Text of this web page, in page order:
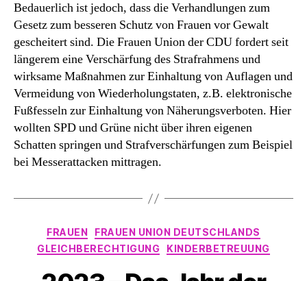
Bedauerlich ist jedoch, dass die Verhandlungen zum
Gesetz zum besseren Schutz von Frauen vor Gewalt
gescheitert sind. Die Frauen Union der CDU fordert seit
längerem eine Verschärfung des Strafrahmens und
wirksame Maßnahmen zur Einhaltung von Auflagen und
Vermeidung von Wiederholungstaten, z.B. elektronische
Fußfesseln zur Einhaltung von Näherungsverboten. Hier
wollten SPD und Grüne nicht über ihren eigenen
Schatten springen und Strafverschärfungen zum Beispiel
bei Messerattacken mittragen.
Kategorien
FRAUEN
FRAUEN UNION DEUTSCHLANDS
GLEICHBERECHTIGUNG
KINDERBETREUUNG